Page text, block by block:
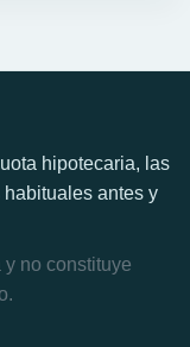
hipotecaria, las
antes y
y no constituye